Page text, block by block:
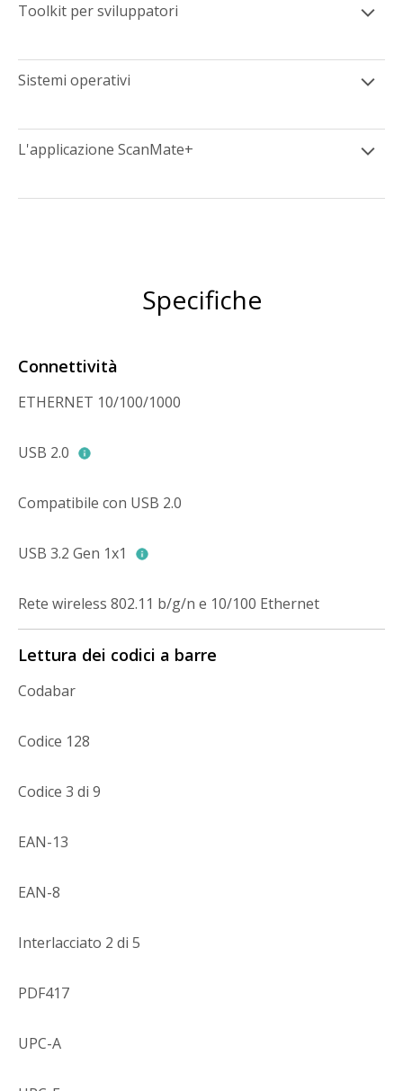
Toolkit per sviluppatori
Sistemi operativi
L'applicazione ScanMate+
Specifiche
Connettività
ETHERNET 10/100/1000
USB 2.0
Compatibile con USB 2.0
USB 3.2 Gen 1x1
Rete wireless 802.11 b/g/n e 10/100 Ethernet
Lettura dei codici a barre
Codabar
Codice 128
Codice 3 di 9
EAN-13
EAN-8
Interlacciato 2 di 5
PDF417
UPC-A